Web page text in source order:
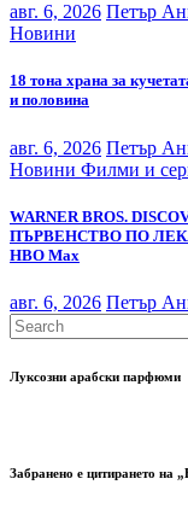
авг. 6, 2026 Петър
Новини
18 тона храна за
и половина
авг. 6, 2026 Петър
Новини Филми и
WARNER BROS.
ПЪРВЕНСТВО ПО
НВО Мах
авг. 6, 2026 Петър
Луксозни арабски парфюми
Забранено е цитирането на